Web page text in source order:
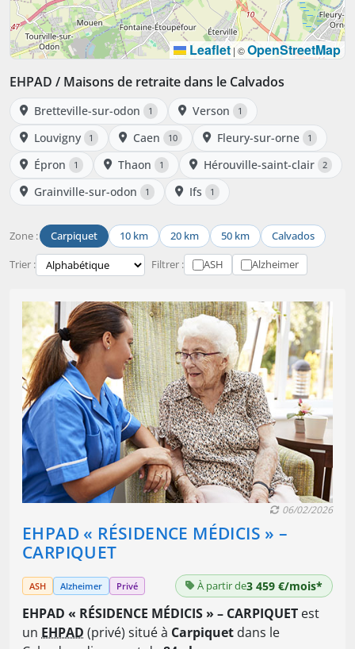
Leaflet |©OpenStreetMap
EHPAD / Maisons de retraite dans le Calvados
Bretteville-sur-odon 1 Verson 1
Louvigny 1 Caen 10 Fleury-sur-orne 1
Épron 1 Thaon 1 Hérouville-saint-clair 2
Grainville-sur-odon 1 Ifs 1
Zone : Carpiquet 10 km 20 km 50 km Calvados
Trier : Filtrer : ASH Alzheimer
EHPAD « RÉSIDENCE MÉDICIS » –
CARPIQUET
06/02/2026
ASH Alzheimer Privé À partir de3 459 €/mois*
EHPAD « RÉSIDENCE MÉDICIS » – CARPIQUET est
un EHPAD (privé) situé à Carpiquet dans le